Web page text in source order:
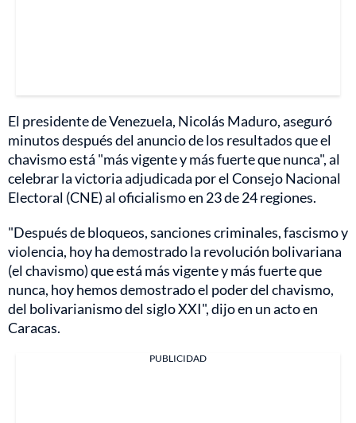
El presidente de Venezuela, Nicolás Maduro, aseguró
minutos después del anuncio de los resultados que el
chavismo está "más vigente y más fuerte que nunca", al
celebrar la victoria adjudicada por el Consejo Nacional
Electoral (CNE) al oficialismo en 23 de 24 regiones.
"Después de bloqueos, sanciones criminales, fascismo y
violencia, hoy ha demostrado la revolución bolivariana
(el chavismo) que está más vigente y más fuerte que
nunca, hoy hemos demostrado el poder del chavismo,
del bolivarianismo del siglo XXI", dijo en un acto en
Caracas.
PUBLICIDAD